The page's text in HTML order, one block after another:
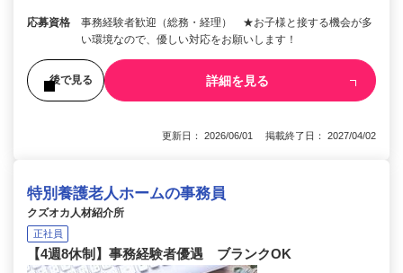
応募資格
事務経験者歓迎（総務・経理） ★お子様と接する機会が多
い環境なので、優しい対応をお願いします！
後で見る 詳細を見る
更新日： 2026/06/01 掲載終了日： 2027/04/02
特別養護老人ホームの事務員
クズオカ人材紹介所
正社員
【4週8休制】事務経験者優遇 ブランクOK